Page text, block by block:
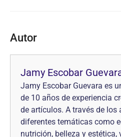
Autor
Jamy Escobar
Jamy Escobar Guevara es
de 10 años de experiencia
de artículos. A través de los
diferentes temáticas como
nutrición, belleza y